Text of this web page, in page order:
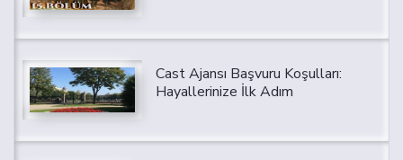
Cast Ajansı Başvuru Koşulları:
Hayallerinize İlk Adım